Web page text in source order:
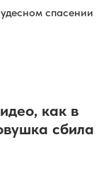
спасении
как в
сбила